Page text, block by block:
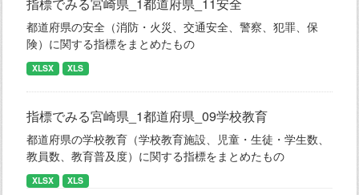
指標でみる宮崎県_1都道府県_11安全
都道府県の安全（消防・火災、交通安全、警察、犯罪、保
険）に関する指標をまとめたもの
XLSX XLS
指標でみる宮崎県_1都道府県_09学校教育
都道府県の学校教育（学校教育施設、児童・生徒・学生数、
教員数、教育普及度）に関する指標をまとめたもの
XLSX XLS